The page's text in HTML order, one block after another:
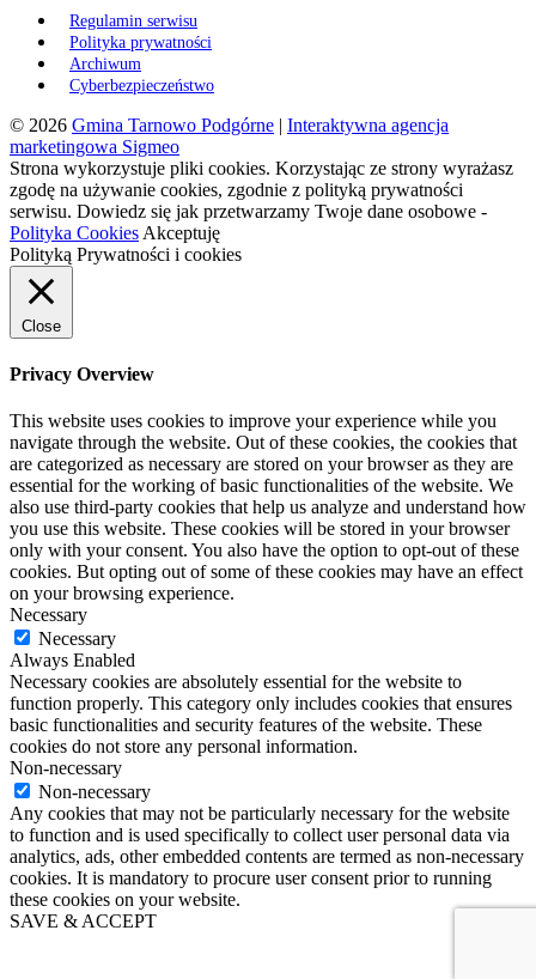
Regulamin serwisu
Polityka prywatności
Archiwum
Cyberbezpieczeństwo
© 2026 Gmina Tarnowo Podgórne | Interaktywna agencja
marketingowa Sigmeo
Strona wykorzystuje pliki cookies. Korzystając ze strony wyrażasz
zgodę na używanie cookies, zgodnie z polityką prywatności
serwisu. Dowiedz się jak przetwarzamy Twoje dane osobowe -
Polityka Cookies Akceptuję
Polityką Prywatności i cookies
Close
Privacy Overview
This website uses cookies to improve your experience while you
navigate through the website. Out of these cookies, the cookies that
are categorized as necessary are stored on your browser as they are
essential for the working of basic functionalities of the website. We
also use third-party cookies that help us analyze and understand how
you use this website. These cookies will be stored in your browser
only with your consent. You also have the option to opt-out of these
cookies. But opting out of some of these cookies may have an effect
on your browsing experience.
Necessary
Necessary
Always Enabled
Necessary cookies are absolutely essential for the website to
function properly. This category only includes cookies that ensures
basic functionalities and security features of the website. These
cookies do not store any personal information.
Non-necessary
Non-necessary
Any cookies that may not be particularly necessary for the website
to function and is used specifically to collect user personal data via
analytics, ads, other embedded contents are termed as non-necessary
cookies. It is mandatory to procure user consent prior to running
these cookies on your website.
SAVE & ACCEPT